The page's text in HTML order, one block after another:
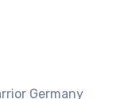
Germany